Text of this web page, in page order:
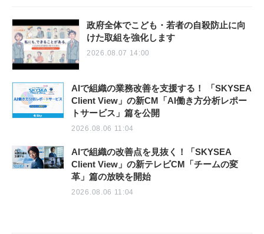
政府全体でこども・若者の自殺防止に向
けた取組を強化します
2026.08.07 14:00
AIで組織の業務改善を支援する！ 「SKYSEA
Client View」の新CM「AI働き方分析レポー
トサービス」篇を公開
2026.08.06 11:04
AIで組織の改善点を見抜く！「SKYSEA
Client View」の新テレビCM「チームの変
革」篇の放映を開始
2026.08.06 11:04